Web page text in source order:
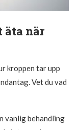
äta när
kroppen tar upp
Vet du vad
vanlig behandling